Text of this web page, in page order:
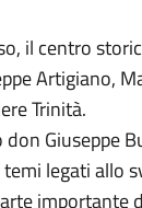
il centro
Artigiano,
Trinità.
Giuseppe
legati allo
importante